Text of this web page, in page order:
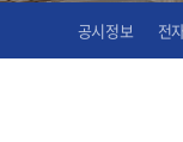
공시정보 전